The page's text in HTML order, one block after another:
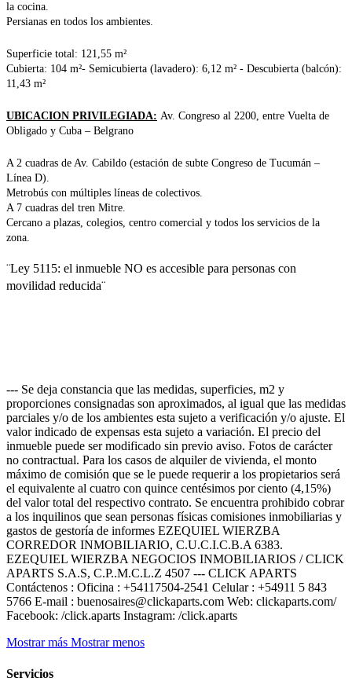
la cocina.
Persianas en todos los ambientes.
Superficie total: 121,55 m²
Cubierta: 104 m²- Semicubierta (lavadero): 6,12 m² - Descubierta (balcón):
11,43 m²
UBICACION PRIVILEGIADA: Av. Congreso al 2200, entre Vuelta de
Obligado y Cuba – Belgrano
A 2 cuadras de Av. Cabildo (estación de subte Congreso de Tucumán –
Línea D).
Metrobús con múltiples líneas de colectivos.
A 7 cuadras del tren Mitre.
Cercano a plazas, colegios, centro comercial y todos los servicios de la
zona.
¨Ley 5115: el inmueble NO es accesible para personas con
movilidad reducida¨
--- Se deja constancia que las medidas, superficies, m2 y
proporciones consignadas son aproximados, al igual que las medidas
parciales y/o de los ambientes esta sujeto a verificación y/o ajuste. El
valor indicado de expensas esta sujeto a variación. El precio del
inmueble puede ser modificado sin previo aviso. Fotos de carácter
no contractual. Para los casos de alquiler de vivienda, el monto
máximo de comisión que se le puede requerir a los propietarios será
el equivalente al cuatro con quince centésimos por ciento (4,15%)
del valor total del respectivo contrato. Se encuentra prohibido cobrar
a los inquilinos que sean personas físicas comisiones inmobiliarias y
gastos de gestoría de informes EZEQUIEL WIERZBA
CORREDOR INMOBILIARIO, C.U.C.I.C.B.A 6383.
EZEQUIEL WIERZBA NEGOCIOS INMOBILIARIOS / CLICK
APARTS S.A.S, C.P..M.C.L.Z 4507 --- CLICK APARTS
Contáctenos : Oficina : +54117504-2541 Celular : +54911 5 843
5766 E-mail : buenosaires@clickaparts.com Web: clickaparts.com/
Facebook: /click.aparts Instagram: /click.aparts
Mostrar más Mostrar menos
Servicios